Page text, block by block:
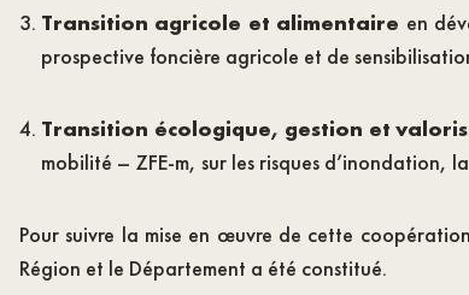
Transition agricole et alimentaire en
prospective foncière agricole et de
Transition écologique, gestion et
mobilité – ZFE-m, sur les risques d’inondation,
Pour suivre la mise en œuvre de cette
Région et le Département a été constitué.